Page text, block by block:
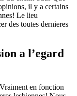
il y a certains
Le lieu
des toutes dernieres
a l’egard
en fonction